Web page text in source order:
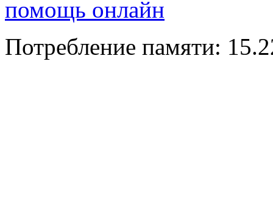
помощь онлайн
Потребление памяти: